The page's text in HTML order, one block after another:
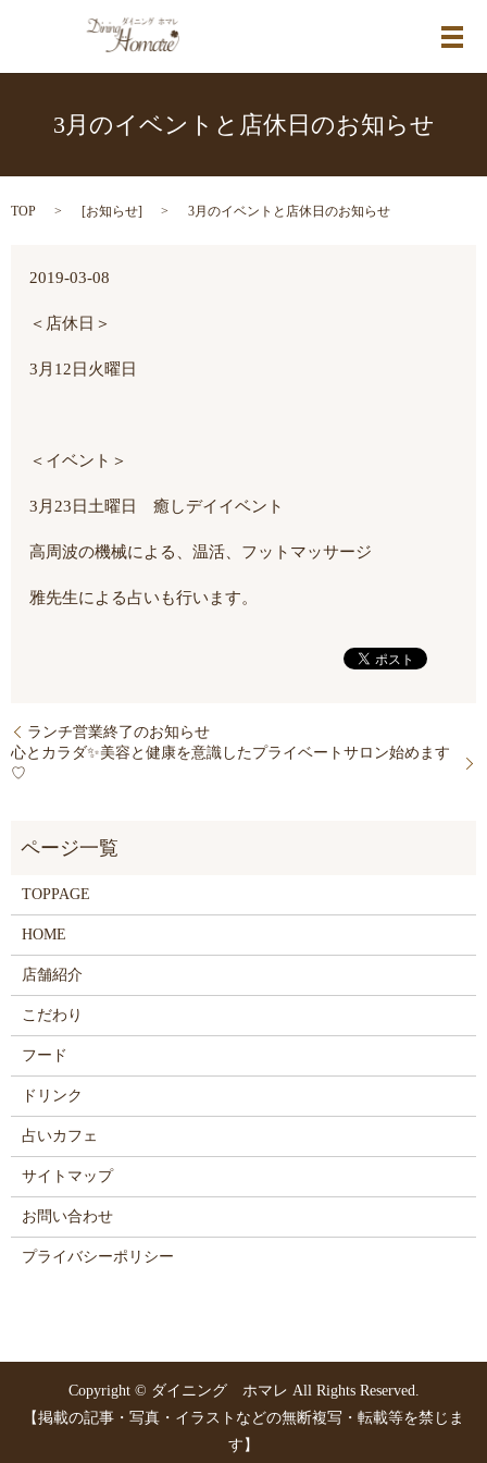
メ
3月のイベントと店休日のお知らせ
TOP [お知らせ] 3月のイベントと店休日のお知らせ
2019-03-08
＜店休日＞
3月12日火曜日
＜イベント＞
3月23日土曜日 癒しデイイベント
高周波の機械による、温活、フットマッサージ
雅先生による占いも行います。
ランチ営業終了のお知らせ
心とカラダ✨美容と健康を意識したプライベートサロン始めます
♡
TOPPAGE
HOME
店舗紹介
こだわり
フード
ドリンク
占いカフェ
サイトマップ
お問い合わせ
プライバシーポリシー
Copyright © ダイニング ホマレ All Rights Reserved.
【掲載の記事・写真・イラストなどの無断複写・転載等を禁じま
す】